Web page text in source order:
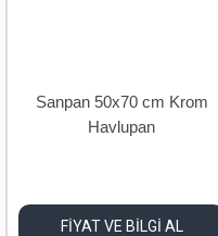
Sanpan 50x70 cm Krom
Havlupan
FİYAT VE BİLGİ AL